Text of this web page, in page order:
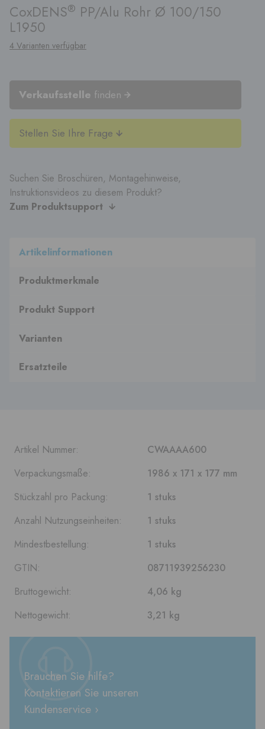
CoxDENS® PP/Alu Rohr Ø 100/150
L1950
4 Varianten verfügbar
Verkaufsstelle finden
Stellen Sie Ihre Frage
Suchen Sie Broschüren, Montagehinweise,
Instruktionsvideos zu diesem Produkt?
Zum Produktsupport
Artikelinformationen
Produktmerkmale
Produkt Support
Varianten
Ersatzteile
Artikel Nummer:
CWAAAA600
Verpackungsmaße:
1986 x 171 x 177 mm
Stückzahl pro Packung:
1 stuks
Anzahl Nutzungseinheiten:
1 stuks
Mindestbestellung:
1 stuks
GTIN:
08711939256230
Bruttogewicht:
4,06 kg
Nettogewicht:
3,21 kg
Brauchen Sie hilfe?
Kontaktieren Sie unseren
Kundenservice ›